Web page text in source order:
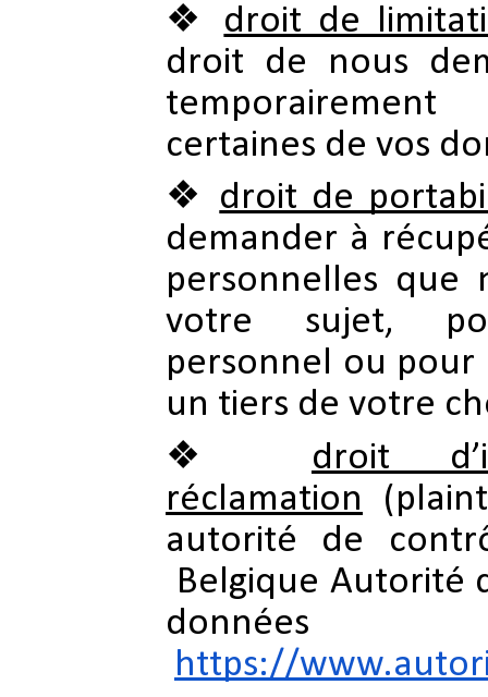
droit de
droit de nous
certaines de vos
droit de
demander à
personnelles que
votre sujet,
personnel ou
un tiers de votre
droit
réclamation
autorité de
Belgique Autorité
données
https://